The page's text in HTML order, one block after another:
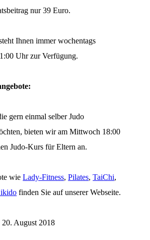
nur 39 Euro.
Ihnen immer wochentags
Uhr zur Verfügung.
gern einmal selber Judo
bieten wir am Mittwoch 18:00
Judo-Kurs für Eltern an.
wieLady-Fitness,Pilates,TaiChi,
finden Sie auf unserer Webseite.
20. August 2018